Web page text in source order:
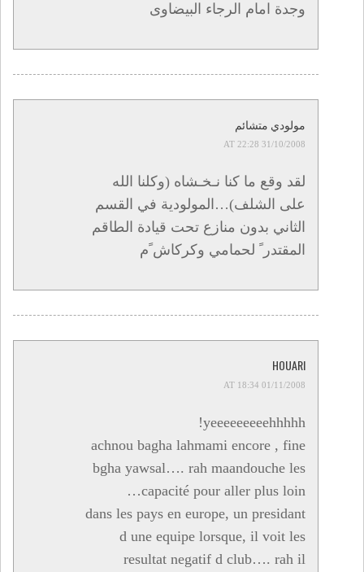
وجدة امام الرجاء البيضاوى
مولودي متشائم
31/10/2008 AT 22:28
لقد وقع ما كنا نـخـشاه (وكلنا الله
على الشلف)…المولودية في القسم
الثاني بدون منازع تحت قيادة الطاقم
المقتدر ً لحمامي وكركاش ًم
HOUARI
01/11/2008 AT 18:34
yeeeeeeeeehhhhh!
achnou bagha lahmami encore , fine
bgha yawsal…. rah maandouche les
capacité pour aller plus loin…
dans les pays en europe, un presidant
d une equipe lorsque, il voit les
resultat negatif d club…. rah il